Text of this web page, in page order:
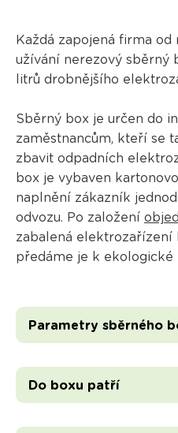
Každá zapojená firma
užívání nerezový sběrný
litrů drobnějšího
Sběrný box je určen do
zaměstnancům, kteří se
zbavit odpadních
box je vybaven
naplnění zákazník
odvozu. Po založení
zabalená elektrozařízení
předáme je k ekologické
Parametry sběrného
Do boxu patří